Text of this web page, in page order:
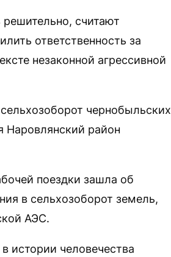
считают
ответственность за
незаконной агрессивной
чернобыльских
Наровлянский район
поездки зашла об
в сельхозоборот земель,
АЭС.
истории человечества